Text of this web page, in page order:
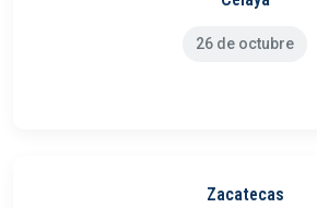
26 de octubre
Zacatecas